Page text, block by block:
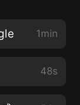
1min
48s